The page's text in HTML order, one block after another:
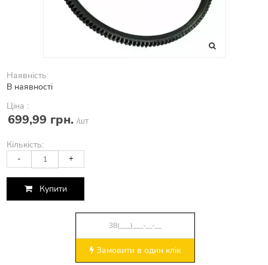
Наявність:
В наявності
Ціна :
699,99 грн. /шт
Кількість:
- +
Купити
Замовити в один клік